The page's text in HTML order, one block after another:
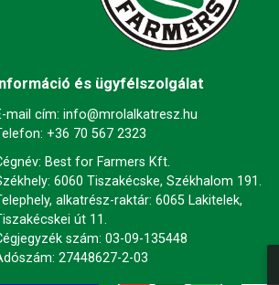
és ügyfélszolgálat
mail cím:info@mrolalkatresz.hu
+36 70 567 2323
Best for Farmers Kft.
6060 Tiszakécske, Székhalom 191.
alkatrész-raktár: 6065 Lakitelek,
út 11.
szám: 03-09-135448
27448627-2-03